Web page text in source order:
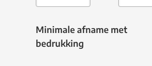
Minimale afname met
Minimale afname met
bedrukking